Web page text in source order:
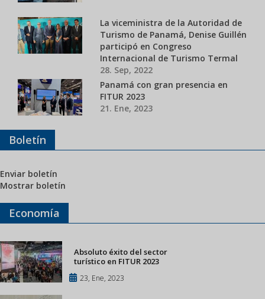
La viceministra de la Autoridad de
Turismo de Panamá, Denise Guillén
participó en Congreso
Internacional de Turismo Termal
28. Sep, 2022
Panamá con gran presencia en
FITUR 2023
21. Ene, 2023
Boletín
Enviar boletín
Mostrar boletín
Economía
Absoluto éxito del sector
turístico en FITUR 2023
23, Ene, 2023